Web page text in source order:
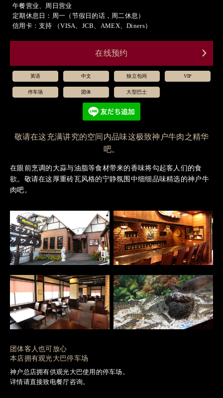
午餐营业、周日营业
定期休息日：周一（节假日的话，周二休息）
信用卡：支持 （VISA、JCB、AMEX、Diners）
在线预约
英语 中文 独立包间 VIP
停车场 团体 大型巴士
敬请在这充满讲究的空间内品味这极致神户牛肉之精华
吧。
在眼前烹调的大蒜与油脂等食材带来的香味将勾起客人们的食
欲。 敬请在这厚重砖瓦风格的宁静氛围中细细品味精选的神户牛
肉吧。
团体客人也可放心
本店拥有观光大巴停车场
神户总店拥有供观光大巴使用的停车场。
详情请直接致电餐厅咨询。